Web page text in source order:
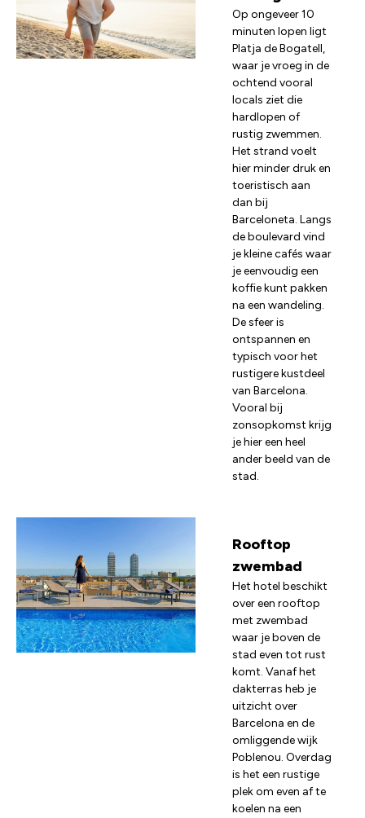
Op ongeveer 10
minuten lopen ligt
Platja de Bogatell,
waar je vroeg in de
ochtend vooral
locals ziet die
hardlopen of
rustig zwemmen.
Het strand voelt
hier minder druk en
toeristisch aan
dan bij
Barceloneta. Langs
de boulevard vind
je kleine cafés waar
je eenvoudig een
koffie kunt pakken
na een wandeling.
De sfeer is
ontspannen en
typisch voor het
rustigere kustdeel
van Barcelona.
Vooral bij
zonsopkomst krijg
je hier een heel
ander beeld van de
stad.
Rooftop
zwembad
Het hotel beschikt
over een rooftop
met zwembad
waar je boven de
stad even tot rust
komt. Vanaf het
dakterras heb je
uitzicht over
Barcelona en de
omliggende wijk
Poblenou. Overdag
is het een rustige
plek om even af te
koelen na een